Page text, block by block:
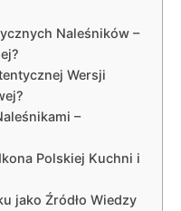
Naleśników –
Wersji
–
Polskiej Kuchni i
jako Źródło Wiedzy